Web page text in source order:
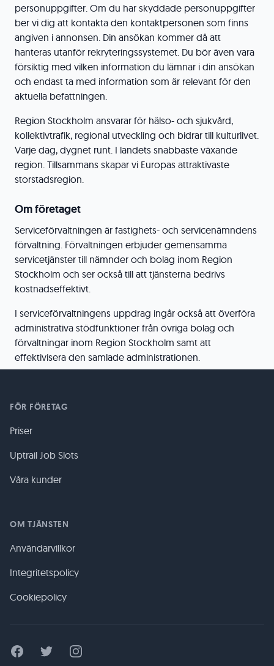
personuppgifter. Om du har skyddade personuppgifter
ber vi dig att kontakta den kontaktpersonen som finns
angiven i annonsen. Din ansökan kommer då att
hanteras utanför rekryteringssystemet. Du bör även vara
försiktig med vilken information du lämnar i din ansökan
och endast ta med information som är relevant för den
aktuella befattningen.
Region Stockholm ansvarar för hälso- och sjukvård,
kollektivtrafik, regional utveckling och bidrar till kulturlivet.
Varje dag, dygnet runt. I landets snabbaste växande
region. Tillsammans skapar vi Europas attraktivaste
storstadsregion.
Om företaget
Serviceförvaltningen är fastighets- och servicenämndens
förvaltning. Förvaltningen erbjuder gemensamma
servicetjänster till nämnder och bolag inom Region
Stockholm och ser också till att tjänsterna bedrivs
kostnadseffektivt.
I serviceförvaltningens uppdrag ingår också att överföra
administrativa stödfunktioner från övriga bolag och
förvaltningar inom Region Stockholm samt att
effektivisera den samlade administrationen.
FÖR FÖRETAG
Priser
Uptrail Job Slots
Våra kunder
OM TJÄNSTEN
Användarvillkor
Integritetspolicy
Cookiepolicy
FacebookTwitter Instagram